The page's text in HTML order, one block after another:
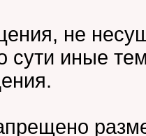
не
сути иные